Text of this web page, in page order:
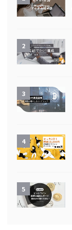
2
3
4
5